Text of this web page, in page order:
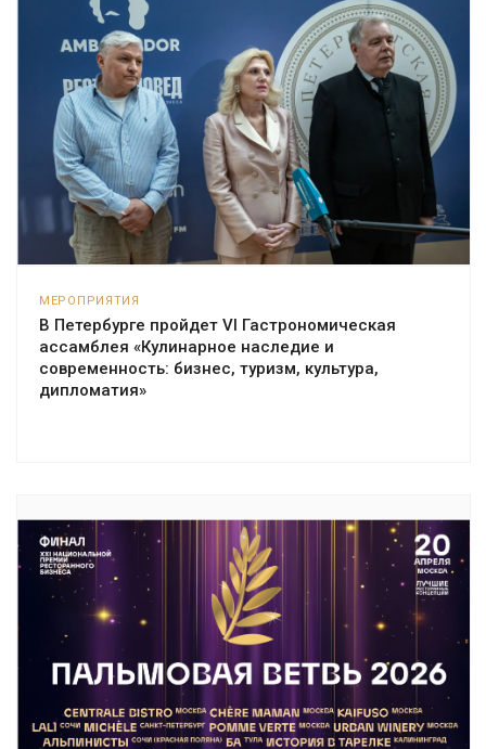
МЕРОПРИЯТИЯ
В Петербурге пройдет VI Гастрономическая
ассамблея «Кулинарное наследие и
современность: бизнес, туризм, культура,
дипломатия»